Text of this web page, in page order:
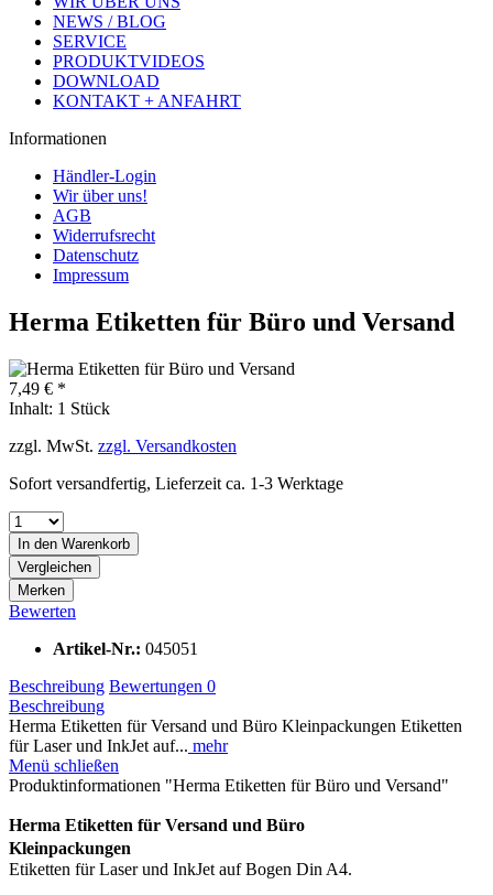
NEWS / BLOG
SERVICE
PRODUKTVIDEOS
DOWNLOAD
KONTAKT + ANFAHRT
Informationen
Händler-Login
Wir über uns!
AGB
Widerrufsrecht
Datenschutz
Impressum
Herma Etiketten für Büro und Versand
7,49 € *
Inhalt: 1 Stück
zzgl. MwSt. zzgl. Versandkosten
Sofort versandfertig, Lieferzeit ca. 1-3 Werktage
In den Warenkorb
Vergleichen
Merken
Bewerten
Artikel-Nr.: 045051
Beschreibung Bewertungen 0
Beschreibung
Herma Etiketten für Versand und Büro Kleinpackungen Etiketten
für Laser und InkJet auf... mehr
Menü schließen
Produktinformationen "Herma Etiketten für Büro und Versand"
Herma Etiketten für Versand und Büro
Kleinpackungen
Etiketten für Laser und InkJet auf Bogen Din A4.